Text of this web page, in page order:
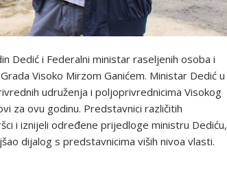
Dedić i Federalni ministar raseljenih osoba i
Visoko Mirzom Ganićem. Ministar Dedić u
udruženja i poljoprivrednicima Visokog
za ovu godinu. Predstavnici različitih
i iznijeli određene prijedloge ministru Dediću,
dijalog s predstavnicima viših nivoa vlasti.